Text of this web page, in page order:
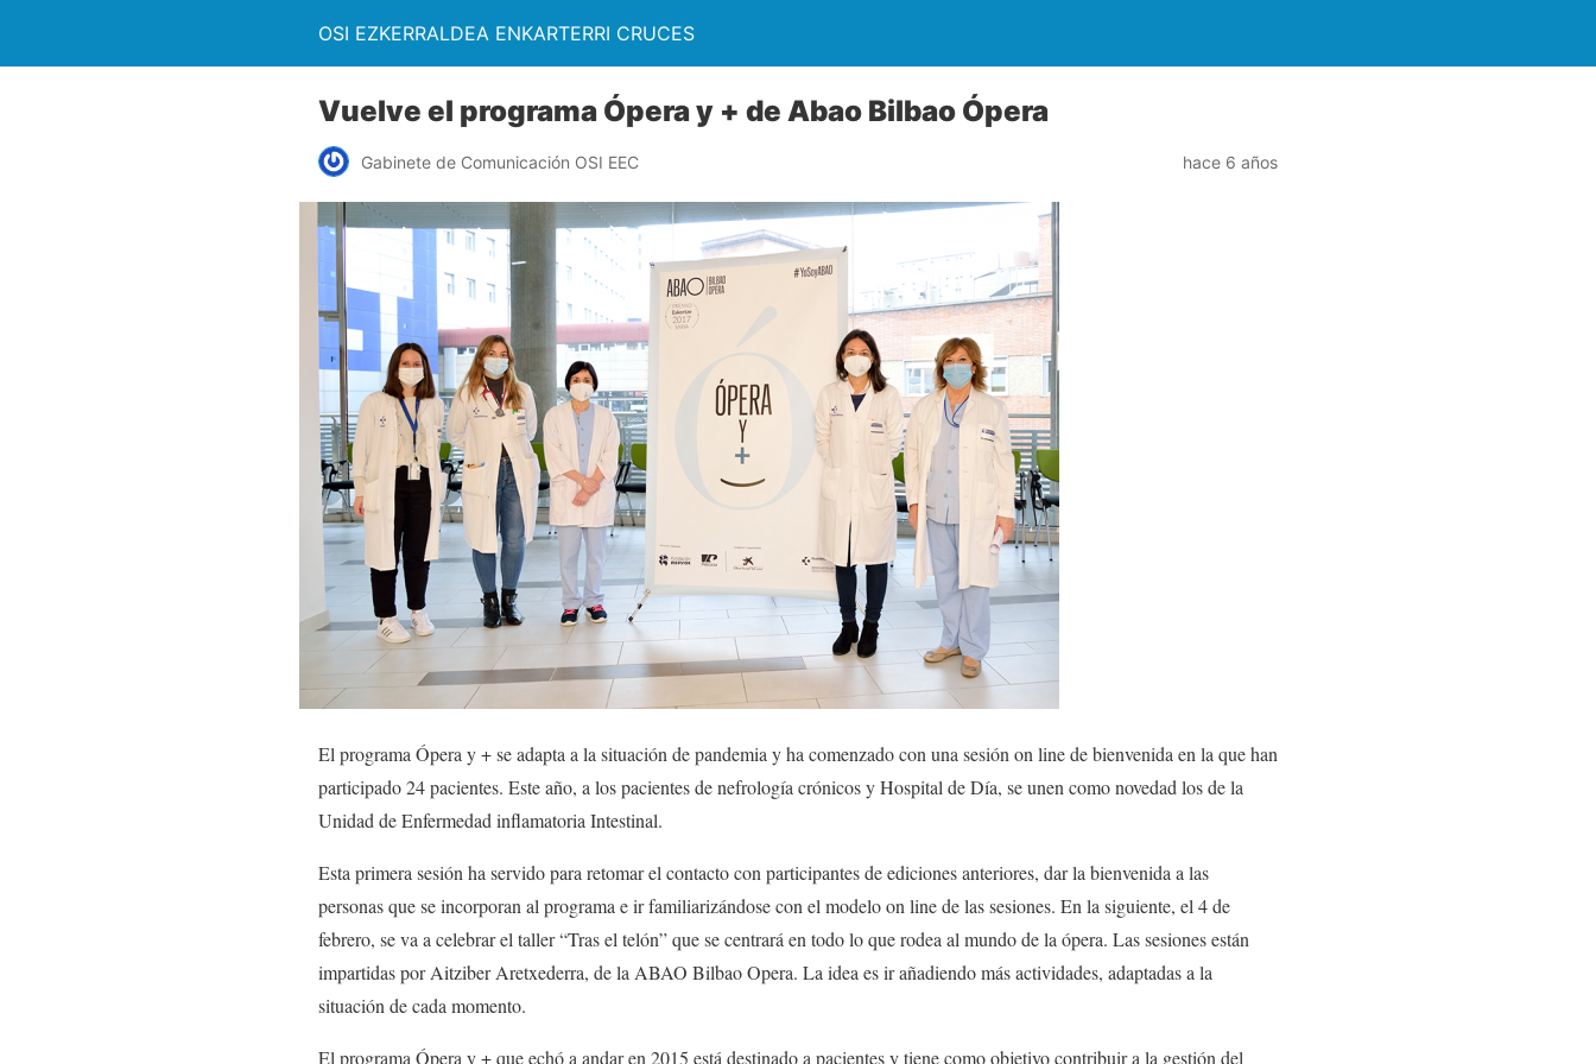
OSI EZKERRALDEA ENKARTERRI CRUCES
Vuelve el programa Ópera y + de Abao Bilbao Ópera
Gabinete de Comunicación OSI EEC hace 6 años
El programa Ópera y + se adapta a la situación de pandemia y ha comenzado con una sesión on line de bienvenida en la que han
participado 24 pacientes. Este año, a los pacientes de nefrología crónicos y Hospital de Día, se unen como novedad los de la
Unidad de Enfermedad inflamatoria Intestinal.
Esta primera sesión ha servido para retomar el contacto con participantes de ediciones anteriores, dar la bienvenida a las
personas que se incorporan al programa e ir familiarizándose con el modelo on line de las sesiones. En la siguiente, el 4 de
febrero, se va a celebrar el taller “Tras el telón” que se centrará en todo lo que rodea al mundo de la ópera. Las sesiones están
impartidas por Aitziber Aretxederra, de la ABAO Bilbao Opera. La idea es ir añadiendo más actividades, adaptadas a la
situación de cada momento.
El programa Ópera y + que echó a andar en 2015 está destinado a pacientes y tiene como objetivo contribuir a la gestión del